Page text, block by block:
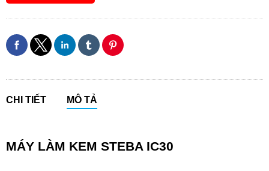
CHI TIẾT MÔ TẢ
MÁY LÀM KEM STEBA IC30